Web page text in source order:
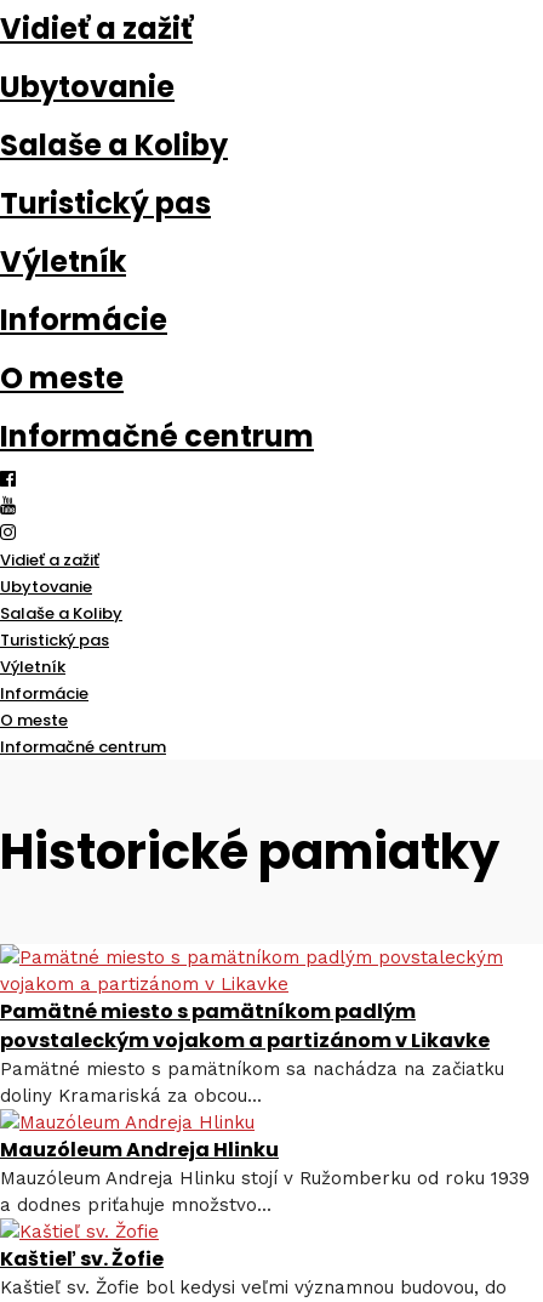
Vidieť a zažiť
Ubytovanie
Salaše a Koliby
Turistický pas
Výletník
Informácie
O meste
Informačné centrum
Vidieť a zažiť
Ubytovanie
Salaše a Koliby
Turistický pas
Výletník
Informácie
O meste
Informačné centrum
Historické pamiatky
Pamätné miesto s pamätníkom padlým
povstaleckým vojakom a partizánom v Likavke
Pamätné miesto s pamätníkom sa nachádza na začiatku
doliny Kramariská za obcou...
Mauzóleum Andreja Hlinku
Mauzóleum Andreja Hlinku stojí v Ružomberku od roku 1939
a dodnes priťahuje množstvo...
Kaštieľ sv. Žofie
Kaštieľ sv. Žofie bol kedysi veľmi významnou budovou, do